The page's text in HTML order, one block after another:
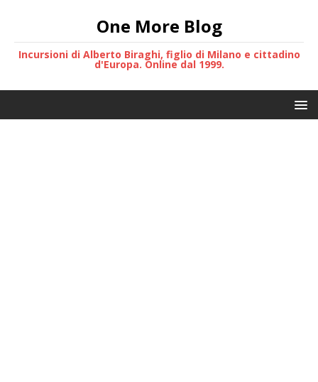
One More Blog
Incursioni di Alberto Biraghi, figlio di Milano e cittadino
d'Europa. Online dal 1999.